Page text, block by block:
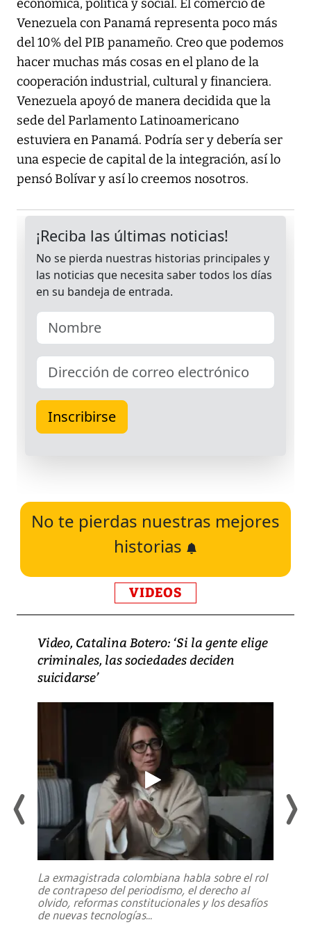
económica, política y social. El comercio de
Venezuela con Panamá representa poco más
del 10% del PIB panameño. Creo que podemos
hacer muchas más cosas en el plano de la
cooperación industrial, cultural y financiera.
Venezuela apoyó de manera decidida que la
sede del Parlamento Latinoamericano
estuviera en Panamá. Podría ser y debería ser
una especie de capital de la integración, así lo
pensó Bolívar y así lo creemos nosotros.
No te pierdas nuestras mejores
historias
VIDEOS
Video, Catalina Botero: ‘Si la gente elige
criminales, las sociedades deciden
suicidarse’
La exmagistrada colombiana habla sobre el rol
de contrapeso del periodismo, el derecho al
olvido, reformas constitucionales y los desafíos
de nuevas tecnologías...